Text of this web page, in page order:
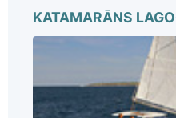
KATAMARĀNS